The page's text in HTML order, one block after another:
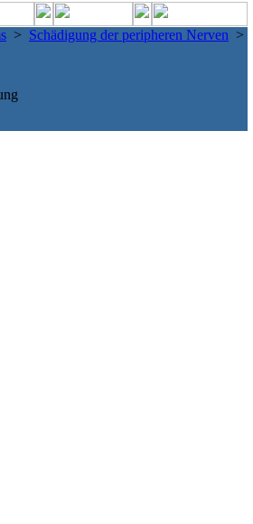
> Schädigung der peripheren Nerven >